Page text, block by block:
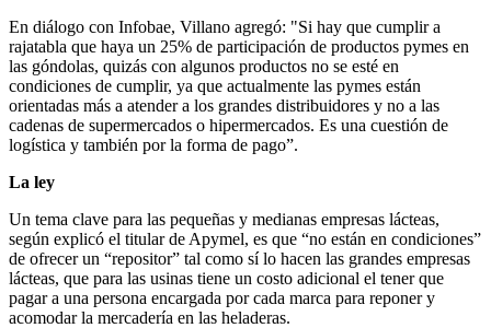
En diálogo con Infobae, Villano agregó: "Si hay que cumplir a
rajatabla que haya un 25% de participación de productos pymes en
las góndolas, quizás con algunos productos no se esté en
condiciones de cumplir, ya que actualmente las pymes están
orientadas más a atender a los grandes distribuidores y no a las
cadenas de supermercados o hipermercados. Es una cuestión de
logística y también por la forma de pago”.
La ley
Un tema clave para las pequeñas y medianas empresas lácteas,
según explicó el titular de Apymel, es que “no están en condiciones”
de ofrecer un “repositor” tal como sí lo hacen las grandes empresas
lácteas, que para las usinas tiene un costo adicional el tener que
pagar a una persona encargada por cada marca para reponer y
acomodar la mercadería en las heladeras.